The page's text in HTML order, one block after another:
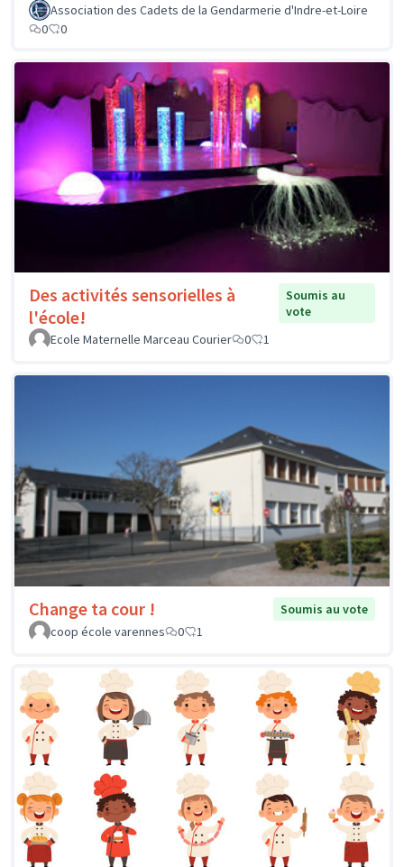
Association des Cadets de la Gendarmerie d'Indre-et-Loire
0
0
Des activités sensorielles à
l'école!
Soumis au
vote
Ecole Maternelle Marceau Courier
0 1
Change ta cour !
Soumis au vote
coop école varennes
0 1